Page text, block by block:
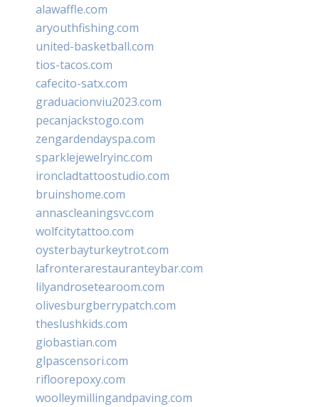
alawaffle.com
aryouthfishing.com
united-basketball.com
tios-tacos.com
cafecito-satx.com
graduacionviu2023.com
pecanjackstogo.com
zengardendayspa.com
sparklejewelryinc.com
ironcladtattoostudio.com
bruinshome.com
annascleaningsvc.com
wolfcitytattoo.com
oysterbayturkeytrot.com
lafronterarestauranteybar.com
lilyandrosetearoom.com
olivesburgberrypatch.com
theslushkids.com
giobastian.com
glpascensori.com
rifloorepoxy.com
woolleymillingandpaving.com